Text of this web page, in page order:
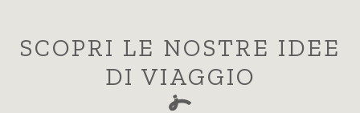
SCOPRI LE NOSTRE IDEE
DI VIAGGIO